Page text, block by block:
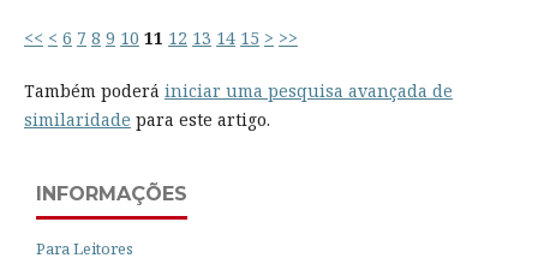
<< < 6 7 8 9 10 11 12 13 14 15 > >>
Também poderá iniciar uma pesquisa avançada de
similaridade para este artigo.
INFORMAÇÕES
Para Leitores